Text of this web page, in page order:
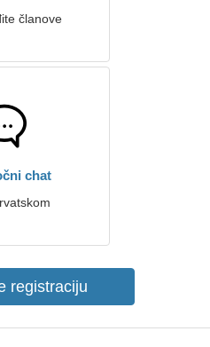
članove
chat
registraciju